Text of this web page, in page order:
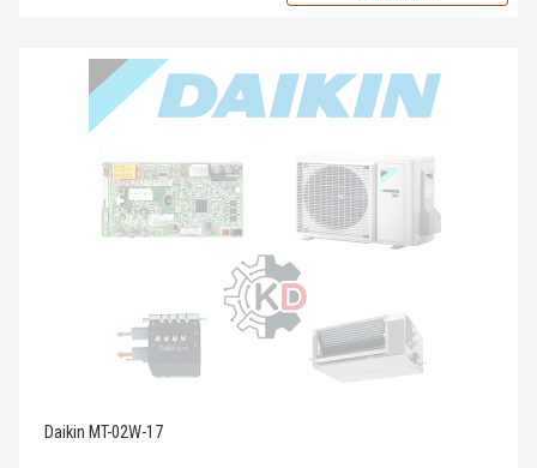
Daikin MT-02W-17